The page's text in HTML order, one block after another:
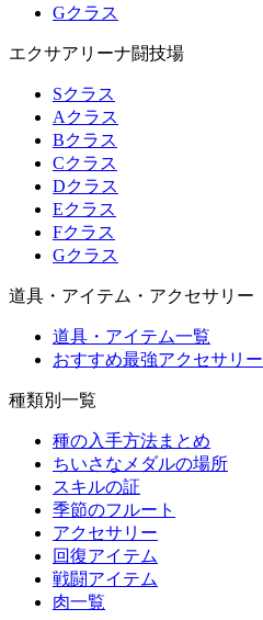
Gクラス
エクサアリーナ闘技場
Sクラス
Aクラス
Bクラス
Cクラス
Dクラス
Eクラス
Fクラス
Gクラス
道具・アイテム・アクセサリー
道具・アイテム一覧
おすすめ最強アクセサリー
種類別一覧
種の入手方法まとめ
ちいさなメダルの場所
スキルの証
季節のフルート
アクセサリー
回復アイテム
戦闘アイテム
肉一覧